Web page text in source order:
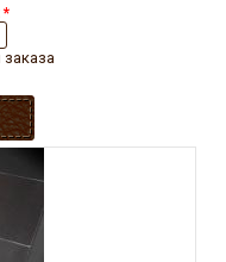
*
заказа